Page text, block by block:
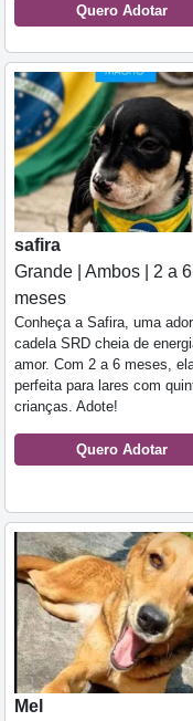
Quero Adotar
safira
Grande | Ambos | 2 a 6
meses
Conheça a Safira, uma
cadela SRD cheia de
amor. Com 2 a 6 meses,
perfeita para lares com
crianças. Adote!
Quero Adotar
Mel